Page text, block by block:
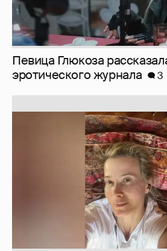
Певица Глюкоза
эротического журнала
3